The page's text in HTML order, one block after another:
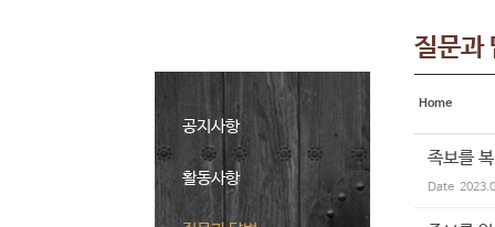
공지사항
활동사항
질문과
Home
족보를
Date